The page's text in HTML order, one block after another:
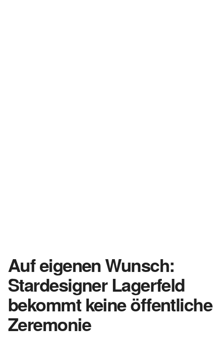
Auf eigenen Wunsch:
Stardesigner Lagerfeld
bekommt keine öffentliche
Zeremonie